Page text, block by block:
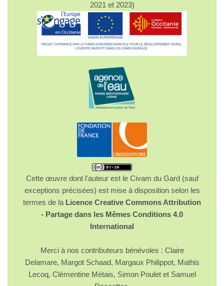
2021 et 2023)
Cette œuvre dont l'auteur est le Civam du Gard (sauf
exceptions précisées) est mise à disposition selon les
termes de la Licence Creative Commons Attribution
- Partage dans les Mêmes Conditions 4.0
International
Merci à nos contributeurs bénévoles : Claire
Delamare, Margot Schaad, Margaux Philippot, Mathis
Lecoq, Clémentine Métais, Simon Poulet et Samuel